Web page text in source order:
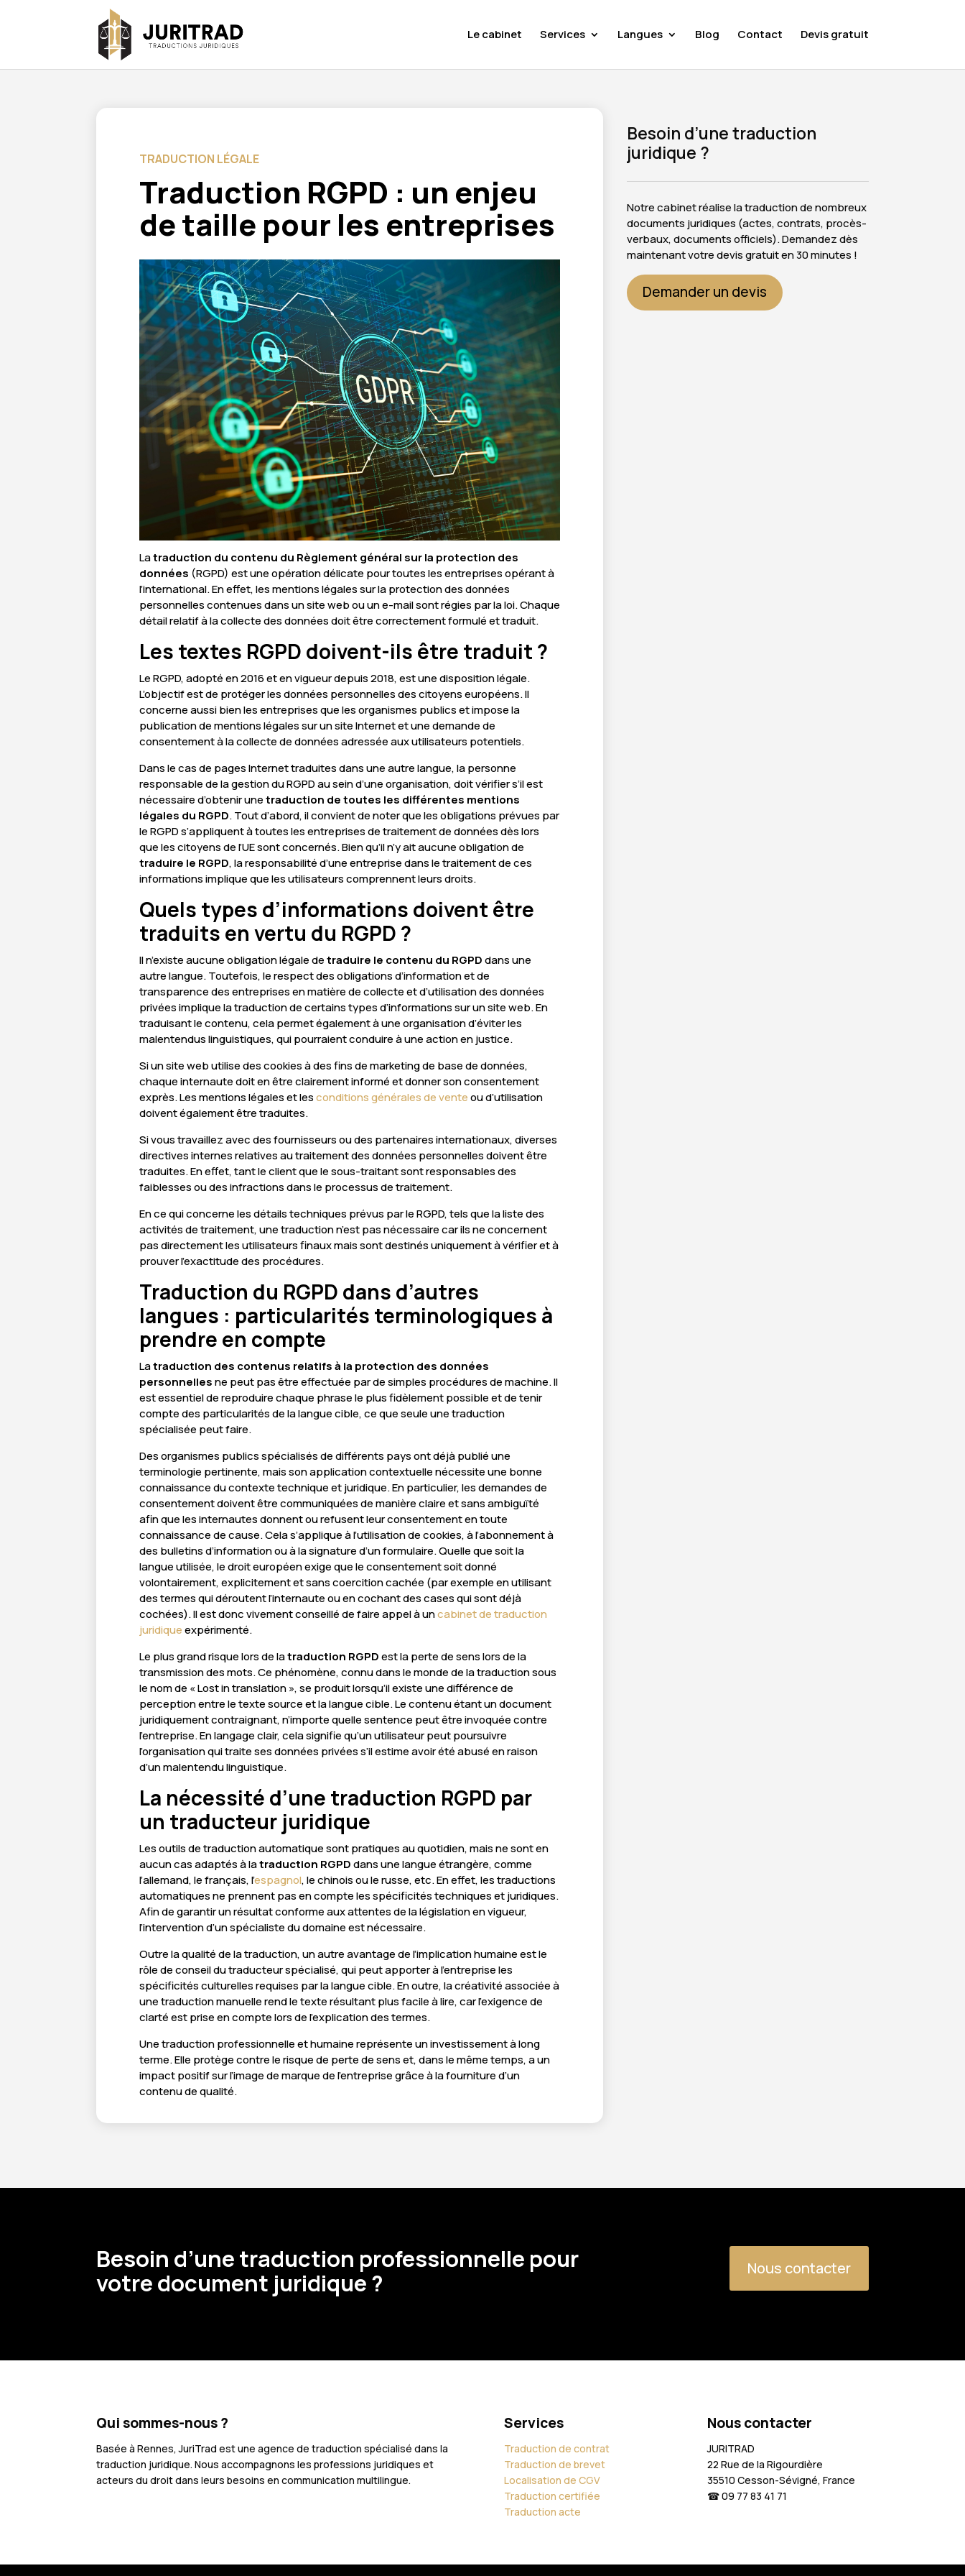
Le cabinet Services Langues Blog Contact Devis gratuit
TRADUCTION LÉGALE
Traduction RGPD : un enjeu
de taille pour les entreprises
Latraduction du contenu du Règlement général sur la protection des
données (RGPD) est une opération délicate pour toutes les entreprises opérant à
l’international. En effet, les mentions légales sur la protection des données
personnelles contenues dans un site web ou un e-mail sont régies par la loi. Chaque
détail relatif à la collecte des données doit être correctement formulé et traduit.
Les textes RGPD doivent-ils être traduit ?
Le RGPD, adopté en 2016 et en vigueur depuis 2018, est une disposition légale.
L’objectif est de protéger les données personnelles des citoyens européens. Il
concerne aussi bien les entreprises que les organismes publics et impose la
publication de mentions légales sur un site Internet et une demande de
consentement à la collecte de données adressée aux utilisateurs potentiels.
Dans le cas de pages Internet traduites dans une autre langue, la personne
responsable de la gestion du RGPD au sein d’une organisation, doit vérifier s’il est
nécessaire d’obtenir unetraduction de toutes les différentes mentions
légales du RGPD. Tout d’abord, il convient de noter que les obligations prévues par
le RGPD s’appliquent à toutes les entreprises de traitement de données dès lors
que les citoyens de l’UE sont concernés. Bien qu’il n’y ait aucune obligation de
traduire le RGPD, la responsabilité d’une entreprise dans le traitement de ces
informations implique que les utilisateurs comprennent leurs droits.
Quels types d’informations doivent être
traduits en vertu du RGPD ?
Il n’existe aucune obligation légale detraduire le contenu du RGPDdans une
autre langue. Toutefois, le respect des obligations d’information et de
transparence des entreprises en matière de collecte et d’utilisation des données
privées implique la traduction de certains types d’informations sur un site web. En
traduisant le contenu, cela permet également à une organisation d’éviter les
malentendus linguistiques, qui pourraient conduire à une action en justice.
Si un site web utilise des cookies à des fins de marketing de base de données,
chaque internaute doit en être clairement informé et donner son consentement
exprès. Les mentions légales et lesconditions générales de venteou d’utilisation
doivent également être traduites.
Si vous travaillez avec des fournisseurs ou des partenaires internationaux, diverses
directives internes relatives au traitement des données personnelles doivent être
traduites. En effet, tant le client que le sous-traitant sont responsables des
faiblesses ou des infractions dans le processus de traitement.
En ce qui concerne les détails techniques prévus par le RGPD, tels que la liste des
activités de traitement, une traduction n’est pas nécessaire car ils ne concernent
pas directement les utilisateurs finaux mais sont destinés uniquement à vérifier et à
prouver l’exactitude des procédures.
Traduction du RGPD dans d’autres
langues : particularités terminologiques à
prendre en compte
Latraduction des contenus relatifs à la protection des données
personnellesne peut pas être effectuée par de simples procédures de machine. Il
est essentiel de reproduire chaque phrase le plus fidèlement possible et de tenir
compte des particularités de la langue cible, ce que seule une traduction
spécialisée peut faire.
Des organismes publics spécialisés de différents pays ont déjà publié une
terminologie pertinente, mais son application contextuelle nécessite une bonne
connaissance du contexte technique et juridique. En particulier, les demandes de
consentement doivent être communiquées de manière claire et sans ambiguïté
afin que les internautes donnent ou refusent leur consentement en toute
connaissance de cause. Cela s’applique à l’utilisation de cookies, à l’abonnement à
des bulletins d’information ou à la signature d’un formulaire. Quelle que soit la
langue utilisée, le droit européen exige que le consentement soit donné
volontairement, explicitement et sans coercition cachée (par exemple en utilisant
des termes qui déroutent l’internaute ou en cochant des cases qui sont déjà
cochées). Il est donc vivement conseillé de faire appel à uncabinet de traduction
juridiqueexpérimenté.
Le plus grand risque lors de latraduction RGPDest la perte de sens lors de la
transmission des mots. Ce phénomène, connu dans le monde de la traduction sous
le nom de « Lost in translation », se produit lorsqu’il existe une différence de
perception entre le texte source et la langue cible. Le contenu étant un document
juridiquement contraignant, n’importe quelle sentence peut être invoquée contre
l’entreprise. En langage clair, cela signifie qu’un utilisateur peut poursuivre
l’organisation qui traite ses données privées s’il estime avoir été abusé en raison
d’un malentendu linguistique.
La nécessité d’une traduction RGPD par
un traducteur juridique
Les outils de traduction automatique sont pratiques au quotidien, mais ne sont en
aucun cas adaptés à latraduction RGPDdans une langue étrangère, comme
l’allemand, le français, l’espagnol, le chinois ou le russe, etc. En effet, les traductions
automatiques ne prennent pas en compte les spécificités techniques et juridiques.
Afin de garantir un résultat conforme aux attentes de la législation en vigueur,
l’intervention d’un spécialiste du domaine est nécessaire.
Outre la qualité de la traduction, un autre avantage de l’implication humaine est le
rôle de conseil du traducteur spécialisé, qui peut apporter à l’entreprise les
spécificités culturelles requises par la langue cible. En outre, la créativité associée à
une traduction manuelle rend le texte résultant plus facile à lire, car l’exigence de
clarté est prise en compte lors de l’explication des termes.
Une traduction professionnelle et humaine représente un investissement à long
terme. Elle protège contre le risque de perte de sens et, dans le même temps, a un
impact positif sur l’image de marque de l’entreprise grâce à la fourniture d’un
contenu de qualité.
Besoin d’une traduction
juridique ?
Notre cabinet réalise la traduction de nombreux
documents juridiques (actes, contrats, procès-
verbaux, documents officiels). Demandez dès
maintenant votre devis gratuit en 30 minutes !
Demander un devis
Besoin d’une traduction professionnelle pour
votre document juridique ?
Nous contacter
Qui sommes-nous ?
Basée à Rennes, JuriTrad est une agence de traduction spécialisé dans la
traduction juridique. Nous accompagnons les professions juridiques et
acteurs du droit dans leurs besoins en communication multilingue.
Services
Traduction de contrat
Traduction de brevet
Localisation de CGV
Traduction certifiée
Traduction acte
Nous contacter
JURITRAD
22 Rue de la Rigourdière
35510 Cesson-Sévigné, France
☎ 09 77 83 41 71